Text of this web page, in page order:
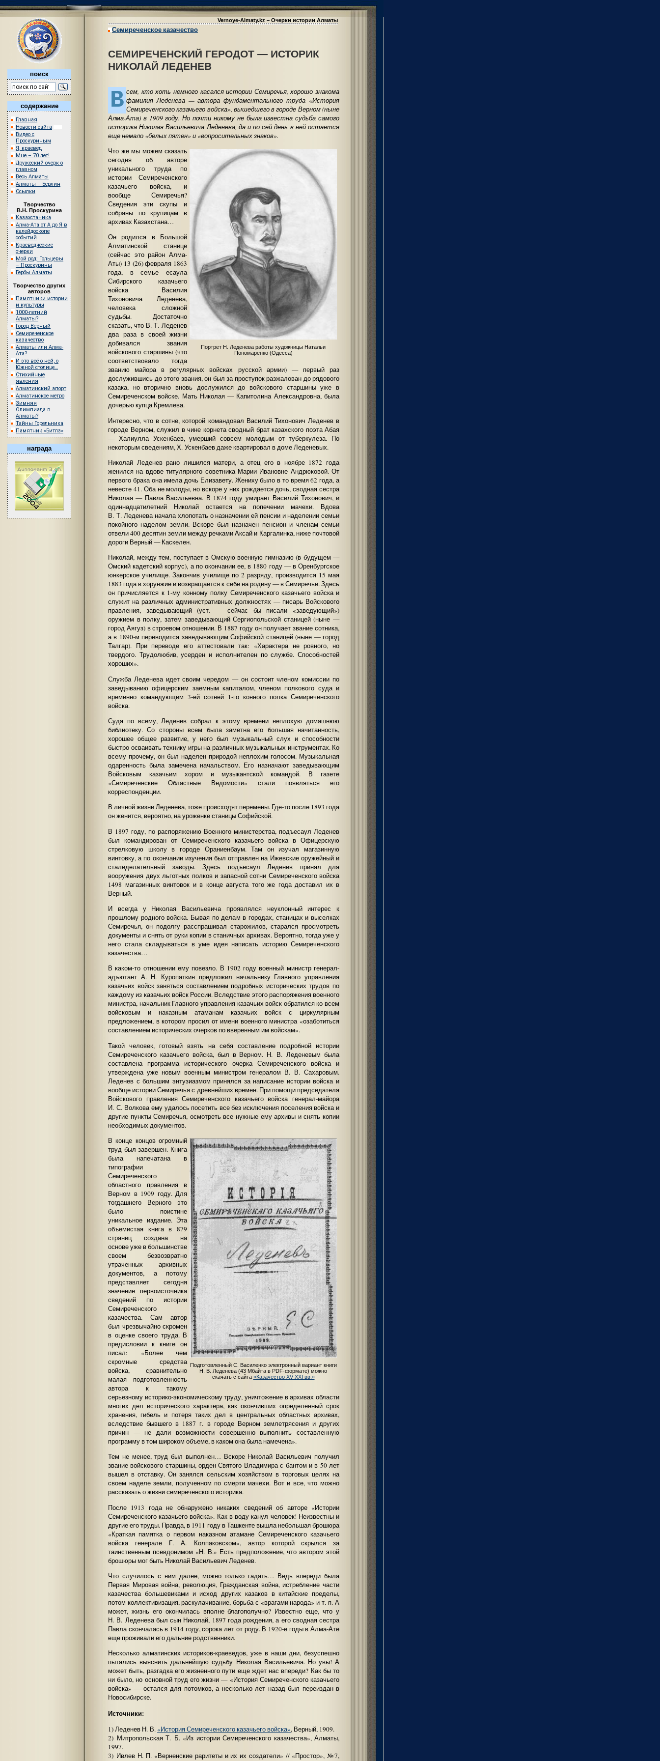
поиск
содержание
Главная
Новости сайта
Видео с
Проскуриным
Я, краевед
Мне – 70 лет!
Дружеский очерк о
главном
Весь Алматы
Алматы – Берлин
Ссылки
Творчество
В.Н. Проскурина
Казахстаника
Алма-Ата от А до Я в
калейдоскопе
событий
Краеведческие
очерки
Мой род: Гольцевы
– Проскурины
Гербы Алматы
Творчество других
авторов
Памятники истории
и культуры
1000-летний
Алматы?
Город Верный
Семиреченское
казачество
Алматы или Алма-
Ата?
И это всё о ней, о
Южной столице…
Стихийные
явления
Алматинский апорт
Алматинское метро
Зимняя
Олимпиада в
Алматы?
Тайны Горельника
Памятник «Битлз»
награда
Vernoye-Almaty.kz – Очерки истории Алматы
Семиреченское казачество
СЕМИРЕЧЕНСКИЙ ГЕРОДОТ — ИСТОРИК
НИКОЛАЙ ЛЕДЕНЕВ
В сем, кто хоть немного касался истории Семиречья, хорошо знакома
фамилия Леденева — автора фундаментального труда «История
Семиреченского казачьего войска», вышедшего в городе Верном (ныне
Алма-Ата) в 1909 году. Но почти никому не была известна судьба самого
историка Николая Васильевича Леденева, да и по сей день в ней остается
еще немало «белых пятен» и «вопросительных знаков».
Портрет Н. Леденева работы художницы Натальи
Пономаренко (Одесса)
Что же мы можем сказать
сегодня об авторе
уникального труда по
истории Семиреченского
казачьего войска, и
вообще Семиречья?
Сведения эти скупы и
собраны по крупицам в
архивах Казахстана…
Он родился в Большой
Алматинской станице
(сейчас это район Алма-
Аты) 13 (26) февраля 1863
года, в семье есаула
Сибирского казачьего
войска Василия
Тихоновича Леденева,
человека сложной
судьбы. Достаточно
сказать, что В. Т. Леденев
два раза в своей жизни
добивался звания
войскового старшины (что
соответствовало тогда
званию майора в регулярных войсках русской армии) — первый раз
дослужившись до этого звания, он был за проступок разжалован до рядового
казака, но вторично вновь дослужился до войскового старшины уже в
Семиреченском войске. Мать Николая — Капитолина Александровна, была
дочерью купца Кремлева.
Интересно, что в сотне, которой командовал Василий Тихонович Леденев в
городе Верном, служил в чине корнета сводный брат казахского поэта Абая
— Халиулла Ускенбаев, умерший совсем молодым от туберкулеза. По
некоторым сведениям, Х. Ускенбаев даже квартировал в доме Леденевых.
Николай Леденев рано лишился матери, а отец его в ноябре 1872 года
женился на вдове титулярного советника Марии Ивановне Андрюковой. От
первого брака она имела дочь Елизавету. Жениху было в то время 62 года, а
невесте 41. Оба не молоды, но вскоре у них рождается дочь, сводная сестра
Николая — Павла Васильевна. В 1874 году умирает Василий Тихонович, и
одиннадцатилетний Николай остается на попечении мачехи. Вдова
В. Т. Леденева начала хлопотать о назначении ей пенсии и наделении семьи
покойного наделом земли. Вскоре был назначен пенсион и членам семьи
отвели 400 десятин земли между речками Аксай и Каргалинка, ниже почтовой
дороги Верный — Каскелен.
Николай, между тем, поступает в Омскую военную гимназию (в будущем —
Омский кадетский корпус), а по окончании ее, в 1880 году — в Оренбургское
юнкерское училище. Закончив училище по 2 разряду, производится 15 мая
1883 года в хорунжие и возвращается к себе на родину — в Семиречье. Здесь
он причисляется к 1-му конному полку Семиреченского казачьего войска и
служит на различных административных должностях — писарь Войскового
правления, заведывающий (уст. — сейчас бы писали «заведующий»)
оружием в полку, затем заведывающий Сергиопольской станицей (ныне —
город Аягуз) в строевом отношении. В 1887 году он получает звание сотника,
а в 1890-м переводится заведывающим Софийской станицей (ныне — город
Талгар). При переводе его аттестовали так: «Характера не ровного, но
твердого. Трудолюбив, усерден и исполнителен по службе. Способностей
хороших».
Служба Леденева идет своим чередом — он состоит членом комиссии по
заведыванию офицерским заемным капиталом, членом полкового суда и
временно командующим 3-ей сотней 1-го конного полка Семиреченского
войска.
Судя по всему, Леденев собрал к этому времени неплохую домашнюю
библиотеку. Со стороны всем была заметна его большая начитанность,
хорошее общее развитие, у него был музыкальный слух и способности
быстро осваивать технику игры на различных музыкальных инструментах. Ко
всему прочему, он был наделен природой неплохим голосом. Музыкальная
одаренность была замечена начальством. Его назначают заведывающим
Войсковым казачьим хором и музыкантской командой. В газете
«Семиреченские Областные Ведомости» стали появляться его
корреспонденции.
В личной жизни Леденева, тоже происходят перемены. Где-то после 1893 года
он женится, вероятно, на уроженке станицы Софийской.
В 1897 году, по распоряжению Военного министерства, подъесаул Леденев
был командирован от Семиреченского казачьего войска в Офицерскую
стрелковую школу в городе Ораниенбаум. Там он изучал магазинную
винтовку, а по окончании изучения был отправлен на Ижевские оружейный и
сталеделательный заводы. Здесь подъесаул Леденев принял для
вооружения двух льготных полков и запасной сотни Семиреченского войска
1498 магазинных винтовок и в конце августа того же года доставил их в
Верный.
И всегда у Николая Васильевича проявлялся неуклонный интерес к
прошлому родного войска. Бывая по делам в городах, станицах и выселках
Семиречья, он подолгу расспрашивал старожилов, старался просмотреть
документы и снять от руки копии в станичных архивах. Вероятно, тогда уже у
него стала складываться в уме идея написать историю Семиреченского
казачества…
В каком-то отношении ему повезло. В 1902 году военный министр генерал-
адъютант А. Н. Куропаткин предложил начальнику Главного управления
казачьих войск заняться составлением подробных исторических трудов по
каждому из казачьих войск России. Вследствие этого распоряжения военного
министра, начальник Главного управления казачьих войск обратился ко всем
войсковым и наказным атаманам казачьих войск с циркулярным
предложением, в котором просил от имени военного министра «озаботиться
составлением исторических очерков по вверенным им войскам».
Такой человек, готовый взять на себя составление подробной истории
Семиреченского казачьего войска, был в Верном. Н. В. Леденевым была
составлена программа исторического очерка Семиреченского войска и
утверждена уже новым военным министром генералом В. В. Сахаровым.
Леденев с большим энтузиазмом принялся за написание истории войска и
вообще истории Семиречья с древнейших времен. При помощи председателя
Войскового правления Семиреченского казачьего войска генерал-майора
И. С. Волкова ему удалось посетить все без исключения поселения войска и
другие пункты Семиречья, осмотреть все нужные ему архивы и снять копии
необходимых документов.
Подготовленный С. Василенко электронный вариант книги
Н. В. Леденева (43 Мбайта в PDF-формате) можно
скачать с сайта «Казачество XV-XXI вв.»
В конце концов огромный
труд был завершен. Книга
была напечатана в
типографии
Семиреченского
областного правления в
Верном в 1909 году. Для
тогдашнего Верного это
было поистине
уникальное издание. Эта
объемистая книга в 879
страниц создана на
основе уже в большинстве
своем безвозвратно
утраченных архивных
документов, а потому
представляет сегодня
значение первоисточника
сведений по истории
Семиреченского
казачества. Сам автор
был чрезвычайно скромен
в оценке своего труда. В
предисловии к книге он
писал: «Более чем
скромные средства
войска, сравнительно
малая подготовленность
автора к такому
серьезному историко-экономическому труду, уничтожение в архивах области
многих дел исторического характера, как окончивших определенный срок
хранения, гибель и потеря таких дел в центральных областных архивах,
вследствие бывшего в 1887 г. в городе Верном землетрясения и других
причин — не дали возможности совершенно выполнить составленную
программу в том широком объеме, в каком она была намечена».
Тем не менее, труд был выполнен… Вскоре Николай Васильевич получил
звание войскового старшины, орден Святого Владимира с бантом и в 50 лет
вышел в отставку. Он занялся сельским хозяйством в торговых целях на
своем наделе земли, полученном по смерти мачехи. Вот и все, что можно
рассказать о жизни семиреченского историка.
После 1913 года не обнаружено никаких сведений об авторе «Истории
Семиреченского казачьего войска». Как в воду канул человек! Неизвестны и
другие его труды. Правда, в 1911 году в Ташкенте вышла небольшая брошюра
«Краткая памятка о первом наказном атамане Семиреченского казачьего
войска генерале Г. А. Колпаковском», автор которой скрылся за
таинственным псевдонимом «Н. В.» Есть предположение, что автором этой
брошюры мог быть Николай Васильевич Леденев.
Что случилось с ним далее, можно только гадать… Ведь впереди была
Первая Мировая война, революция, Гражданская война, истребление части
казачества большевиками и исход других казаков в китайские пределы,
потом коллективизация, раскулачивание, борьба с «врагами народа» и т. п. А
может, жизнь его окончилась вполне благополучно? Известно еще, что у
Н. В. Леденева был сын Николай, 1897 года рождения, а его сводная сестра
Павла скончалась в 1914 году, сорока лет от роду. В 1920-е годы в Алма-Ате
еще проживали его дальние родственники.
Несколько алматинских историков-краеведов, уже в наши дни, безуспешно
пытались выяснить дальнейшую судьбу Николая Васильевича. Но увы! А
может быть, разгадка его жизненного пути еще ждет нас впереди? Как бы то
ни было, но основной труд его жизни — «История Семиреченского казачьего
войска» — остался для потомков, а несколько лет назад был переиздан в
Новосибирске.
Источники:
1) Леденев Н. В. «История Семиреченского казачьего войска», Верный, 1909.
2) Митропольская Т. Б. «Из истории Семиреченского казачества», Алматы,
1997.
3) Ивлев Н. П. «Верненские раритеты и их их создатели» // «Простор», №7,